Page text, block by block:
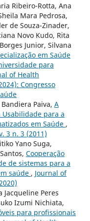
Ribeiro-Rotta, Ana
Mara Pedrosa,
de Souza-Zinader,
Novo Kudo, Rita
Junior, Silvana
em Saúde
para
of Health
Congresso
Paiva, A
para a
em Saúde ,
3 n. 3 (2011)
Yano Suga,
Cooperação
de sistemas para a
saúde , Journal of
Jacqueline Peres
Izumi Nichiata,
para profissionais